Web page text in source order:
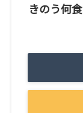
きのう何